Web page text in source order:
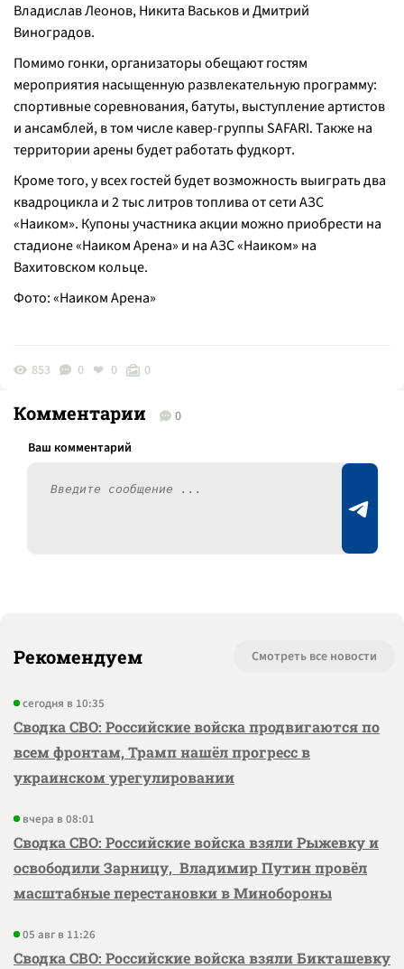
Владислав Леонов, Никита Васьков и Дмитрий
Виноградов.
Помимо гонки, организаторы обещают гостям
мероприятия насыщенную развлекательную программу:
спортивные соревнования, батуты, выступление артистов
и ансамблей, в том числе кавер-группы SAFARI. Также на
территории арены будет работать фудкорт.
Кроме того, у всех гостей будет возможность выиграть два
квадроцикла и 2 тыс литров топлива от сети АЗС
«Наиком». Купоны участника акции можно приобрести на
стадионе «Наиком Арена» и на АЗС «Наиком» на
Вахитовском кольце.
Фото: «Наиком Арена»
853 0 0 0
Комментарии 0
Рекомендуем Смотреть все новости
сегодня в 10:35
Сводка СВО: Российские войска продвигаются по
всем фронтам, Трамп нашёл прогресс в
украинском урегулировании
вчера в 08:01
Сводка СВО: Российские войска взяли Рыжевку и
освободили Зарницу, Владимир Путин провёл
масштабные перестановки в Минобороны
05 авг в 11:26
Сводка СВО: Российские войска взяли Бикташевку